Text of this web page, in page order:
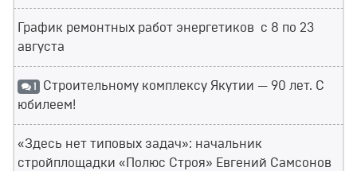
График ремонтных работ энергетиков с 8 по 23
августа
1 Строительному комплексу Якутии — 90 лет. С
юбилеем!
«Здесь нет типовых задач»: начальник
стройплощадки «Полюс Строя» Евгений Самсонов